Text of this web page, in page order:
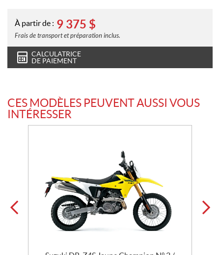
À partir de : 9 375 $
Frais de transport et préparation inclus.
CALCULATRICE
DE PAIEMENT
CES MODÈLES PEUVENT AUSSI VOUS
INTÉRESSER